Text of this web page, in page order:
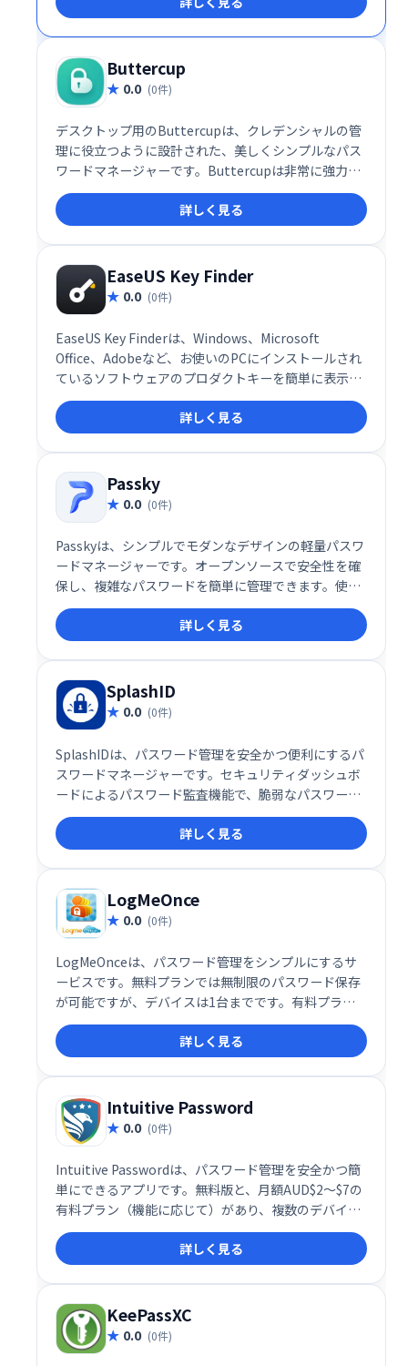
護しましょう。
Buttercup
0.0 (0件)
デスクトップ用のButtercupは、クレデンシャルの管
理に役立つように設計された、美しくシンプルなパス
ワードマネージャーです。Buttercupは非常に強力な
暗号化を使用して、単一のマスターパスワードで機密
情報を保護します-サービスごとに、より強力で複雑な
パスワードを自由に使用して、Buttercupに安全に保
管させてください。
詳しく見る
EaseUS Key Finder
0.0 (0件)
EaseUS Key Finderは、Windows、Microsoft
Office、Adobeなど、お使いのPCにインストールされ
ているソフトウェアのプロダクトキーを簡単に表示で
きる便利なユーティリティです。 SQL Serverのキー
や、WiFiパスワード、ブラウザのアカウント情報など
も確認できます。 大切なキーを紛失した時や、再イン
ストール時に役立ちます。 これ一つで、ソフトウェア
の管理が効率化されます。
詳しく見る
Passky
0.0 (0件)
Passkyは、シンプルでモダンなデザインの軽量パスワ
ードマネージャーです。オープンソースで安全性を確
保し、複雑なパスワードを簡単に管理できます。使い
勝手の良さと高いセキュリティを両立した、安心でき
るパスワード管理ソリューションです。
詳しく見る
SplashID
0.0 (0件)
SplashIDは、パスワード管理を安全かつ便利にするパ
スワードマネージャーです。セキュリティダッシュボ
ードによるパスワード監査機能で、脆弱なパスワード
などを検知し、安全性を高めます。無料版は1デバイ
ス利用可能、月額1.99ドルのプレミアム版は無制限デ
バイスで利用可能です。どちらもパスワード保存容量
は無制限です。
詳しく見る
LogMeOnce
0.0 (0件)
LogMeOnceは、パスワード管理をシンプルにするサ
ービスです。無料プランでは無制限のパスワード保存
が可能ですが、デバイスは1台までです。有料プラン
（月額$2.50～$4.99）なら、複数のデバイスで利用で
き、暗号化ストレージ容量も増加します。Proと
Ultimateプランは機能がほぼ同じですが、Ultimate
プランは10GBの暗号化ストレージを提供します。
詳しく見る
Intuitive Password
0.0 (0件)
Intuitive Passwordは、パスワード管理を安全かつ簡
単にできるアプリです。無料版と、月額AUD$2～$7の
有料プラン（機能に応じて）があり、複数のデバイス
での同期や無制限のパスワード保存などが可能です。
AES-256暗号化や安全なパスワードジェネレーター、
生体認証に対応し、強力なセキュリティであなたのデ
ータを保護します。無料版でも基本機能は利用できま
す。
詳しく見る
KeePassXC
0.0 (0件)